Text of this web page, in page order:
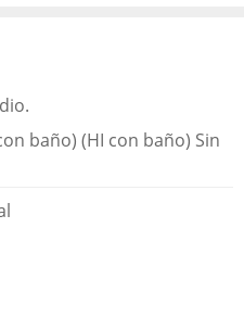
baño) (HI con baño) Sin